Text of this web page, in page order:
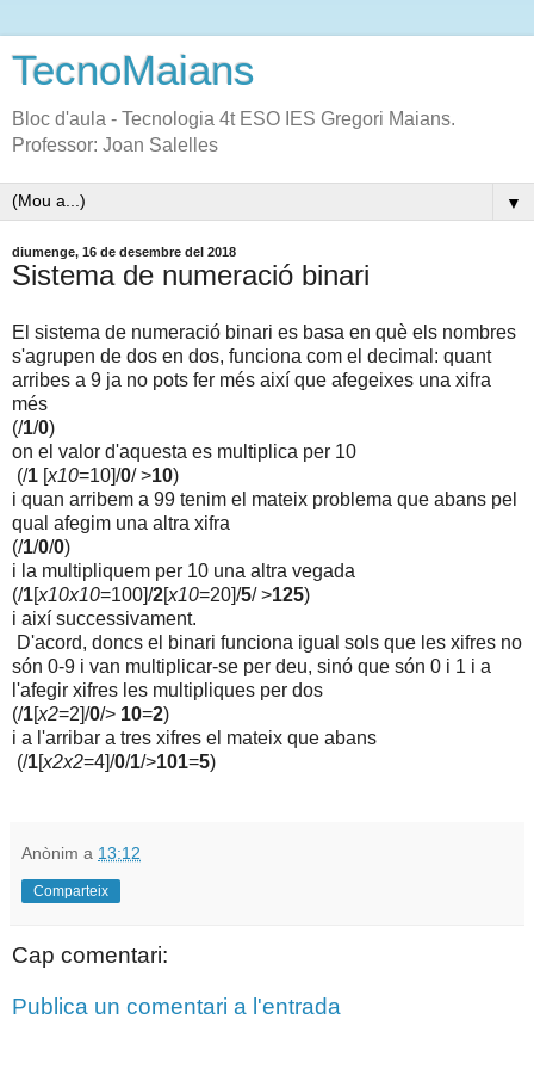
TecnoMaians
Bloc d'aula - Tecnologia 4t ESO IES Gregori Maians.
Professor: Joan Salelles
▼
diumenge, 16 de desembre del 2018
Sistema de numeració binari
El sistema de numeració binari es basa en què els nombres
s'agrupen de dos en dos, funciona com el decimal: quant
arribes a 9 ja no pots fer més així que afegeixes una xifra
més
(/1/0)
on el valor d'aquesta es multiplica per 10
(/1 [x10=10]/0/ >10)
i quan arribem a 99 tenim el mateix problema que abans pel
qual afegim una altra xifra
(/1/0/0)
i la multipliquem per 10 una altra vegada
(/1[x10x10=100]/2[x10=20]/5/ >125)
i així successivament.
D'acord, doncs el binari funciona igual sols que les xifres no
són 0-9 i van multiplicar-se per deu, sinó que són 0 i 1 i a
l'afegir xifres les multipliques per dos
(/1[x2=2]/0/> 10=2)
i a l'arribar a tres xifres el mateix que abans
(/1[x2x2=4]/0/1/>101=5)
Anònim a 13:12
Comparteix
Cap comentari:
Publica un comentari a l'entrada